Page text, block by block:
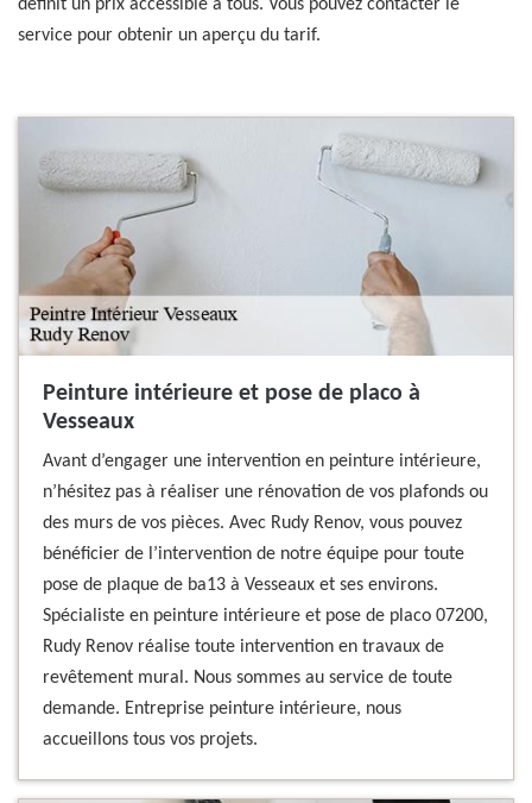
définit un prix accessible à tous. Vous pouvez contacter le
service pour obtenir un aperçu du tarif.
Peinture intérieure et pose de placo à
Vesseaux
Avant d’engager une intervention en peinture intérieure,
n’hésitez pas à réaliser une rénovation de vos plafonds ou
des murs de vos pièces. Avec Rudy Renov, vous pouvez
bénéficier de l’intervention de notre équipe pour toute
pose de plaque de ba13 à Vesseaux et ses environs.
Spécialiste en peinture intérieure et pose de placo 07200,
Rudy Renov réalise toute intervention en travaux de
revêtement mural. Nous sommes au service de toute
demande. Entreprise peinture intérieure, nous
accueillons tous vos projets.